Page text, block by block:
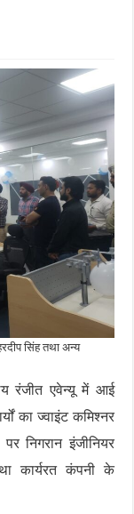
सिंह तथा अन्य
रंजीत एवेन्यू में आई
का ज्वाइंट कमिश्नर
निगरान इंजीनियर
कार्यरत कंपनी के